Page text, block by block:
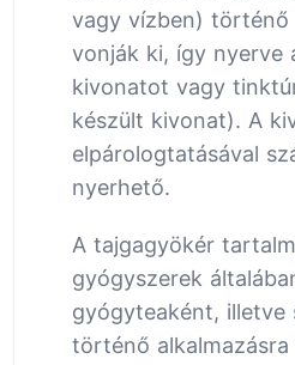
vagy vízben) történő
vonják ki, így nyerve
kivonatot vagy
készült kivonat). A
elpárologtatásával
nyerhető.
A tajgagyökér
gyógyszerek
gyógyteaként, illetve
történő